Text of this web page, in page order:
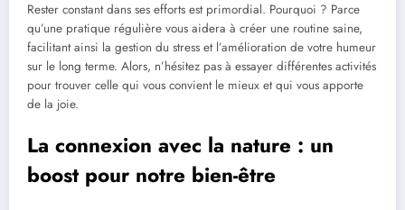
Rester constant dans ses efforts est primordial. Pourquoi ? Parce
qu’une pratique régulière vous aidera à créer une routine saine,
facilitant ainsi la gestion du stress et l’amélioration de votre humeur
sur le long terme. Alors, n’hésitez pas à essayer différentes activités
pour trouver celle qui vous convient le mieux et qui vous apporte
de la joie.
La connexion avec la nature : un
boost pour notre bien-être